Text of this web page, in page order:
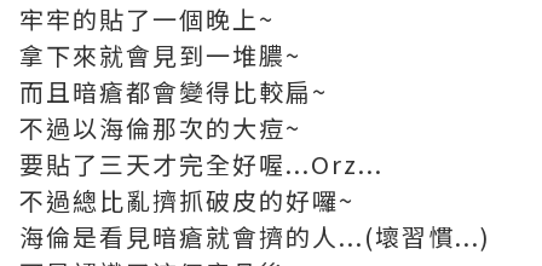
牢牢的貼了一個晚上~
拿下來就會見到一堆膿~
而且暗瘡都會變得比較扁~
不過以海倫那次的大痘~
要貼了三天才完全好喔...Orz...
不過總比亂擠抓破皮的好囉~
海倫是看見暗瘡就會擠的人...(壞習慣...)